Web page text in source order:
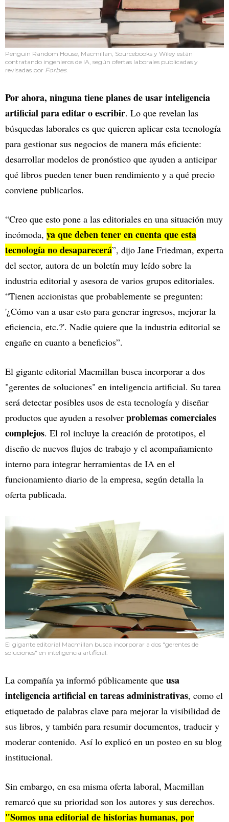
Penguin Random House, Macmillan, Sourcebooks y Wiley están
contratando ingenieros de IA, según ofertas laborales publicadas y
revisadas por Forbes.
Por ahora, ninguna tiene planes de usar inteligencia
artificial para editar o escribir. Lo que revelan las
búsquedas laborales es que quieren aplicar esta tecnología
para gestionar sus negocios de manera más eficiente:
desarrollar modelos de pronóstico que ayuden a anticipar
qué libros pueden tener buen rendimiento y a qué precio
conviene publicarlos.
“Creo que esto pone a las editoriales en una situación muy
incómoda, ya que deben tener en cuenta que esta
tecnología no desaparecerá”, dijo Jane Friedman, experta
del sector, autora de un boletín muy leído sobre la
industria editorial y asesora de varios grupos editoriales.
“Tienen accionistas que probablemente se pregunten:
'¿Cómo van a usar esto para generar ingresos, mejorar la
eficiencia, etc.?'. Nadie quiere que la industria editorial se
engañe en cuanto a beneficios”.
El gigante editorial Macmillan busca incorporar a dos
"gerentes de soluciones" en inteligencia artificial. Su tarea
será detectar posibles usos de esta tecnología y diseñar
productos que ayuden a resolver problemas comerciales
complejos. El rol incluye la creación de prototipos, el
diseño de nuevos flujos de trabajo y el acompañamiento
interno para integrar herramientas de IA en el
funcionamiento diario de la empresa, según detalla la
oferta publicada.
El gigante editorial Macmillan busca incorporar a dos "gerentes de
soluciones" en inteligencia artificial.
La compañía ya informó públicamente que usa
inteligencia artificial en tareas administrativas, como el
etiquetado de palabras clave para mejorar la visibilidad de
sus libros, y también para resumir documentos, traducir y
moderar contenido. Así lo explicó en un posteo en su blog
institucional.
Sin embargo, en esa misma oferta laboral, Macmillan
remarcó que su prioridad son los autores y sus derechos.
"Somos una editorial de historias humanas, por